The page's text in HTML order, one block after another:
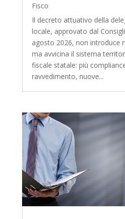
Fisco
Il decreto attuativo della
locale, approvato dal
agosto 2026, non introduce
ma avvicina il sistema
fiscale statale: più
ravvedimento, nuove...